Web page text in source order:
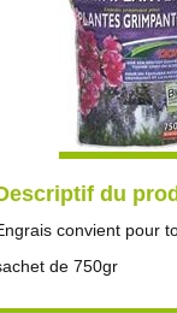
du
convient pour
de 750gr